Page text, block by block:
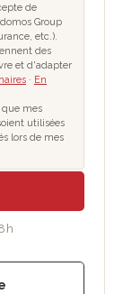
de
Group
etc.).
des
et d'adapter
· En
mes
utilisées
lors de mes